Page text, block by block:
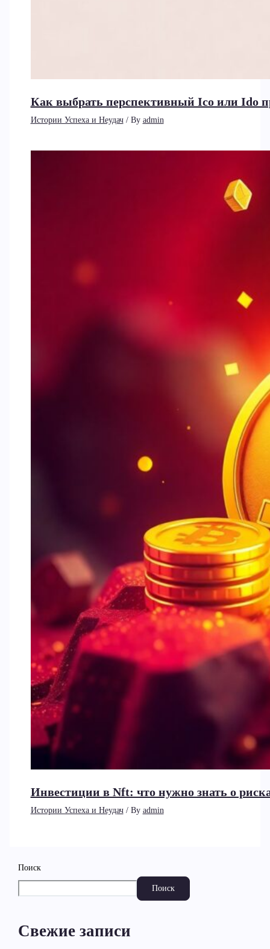
Как выбрать перспективный Ico или Ido
Истории Успеха и Неудач/ By admin
Инвестиции в Nft: что нужно знать о
Истории Успеха и Неудач/ By admin
Поиск
Поиск
Свежие записи